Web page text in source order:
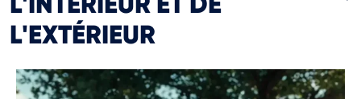
L'EXTÉRIEUR